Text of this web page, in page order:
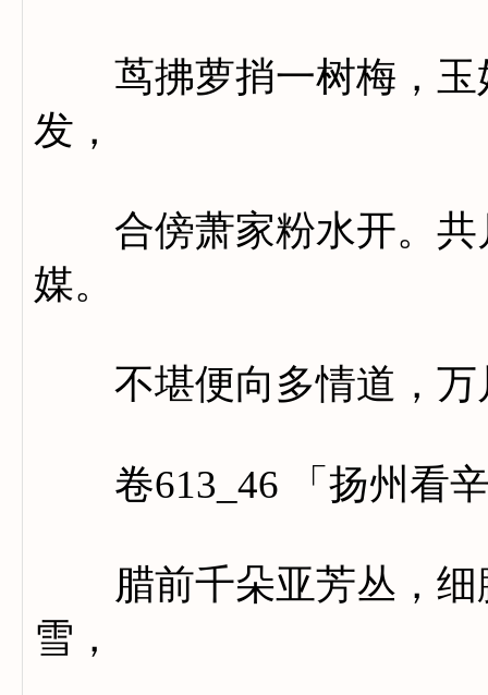
茑拂萝捎一树梅，玉
发，
合傍萧家粉水开。共
媒。
不堪便向多情道，万
卷613_46 「扬州看辛
腊前千朵亚芳丛，细
雪，